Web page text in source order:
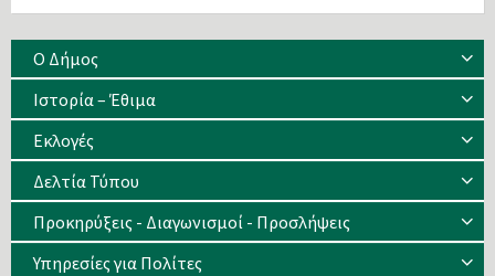
Ο Δήμος
Ιστορία – Έθιμα
Eκλογές
Δελτία Τύπου
Προκηρύξεις - Διαγωνισμοί - Προσλήψεις
Υπηρεσίες για Πολίτες